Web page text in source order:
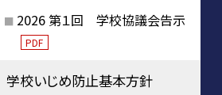
2026 第１回 学校協議会告示
PDF
学校いじめ防止基本方針